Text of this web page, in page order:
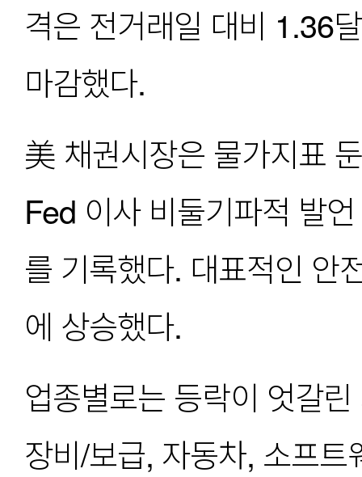
격은 전거래일 대비 1.36
마감했다.
美 채권시장은 물가지표
Fed 이사 비둘기파적 발
를 기록했다. 대표적인 안
에 상승했다.
업종별로는 등락이 엇갈
장비/보급, 자동차, 소프